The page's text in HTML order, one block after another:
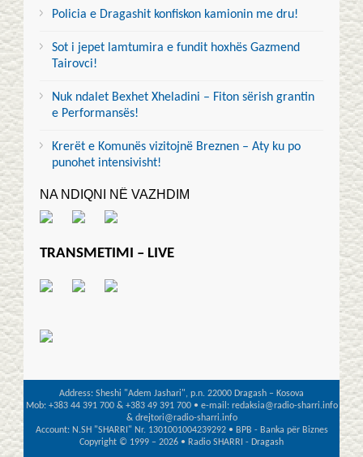
Policia e Dragashit konfiskon kamionin me dru!
Sot i jepet lamtumira e fundit hoxhës Gazmend
Tairovci!
Nuk ndalet Bexhet Xheladini – Fiton sërish grantin
e Performansës!
Krerët e Komunës vizitojnë Breznen – Aty ku po
punohet intensivisht!
NA NDIQNI NË VAZHDIM
TRANSMETIMI – LIVE
Address: Sheshi "Adem Jashari", p.n. 22000 Dragash – Kosova
Mob: +383 44 391 700 & +383 49 391 700 • e-mail: redaksia@radio-sharri.info
& drejtori@radio-sharri.info
Account: N.SH "SHARRI" Nr. 1301001004239292 • BPB - Banka për Biznes
Copyright © 1999 – 2026 • Radio SHARRI - Dragash